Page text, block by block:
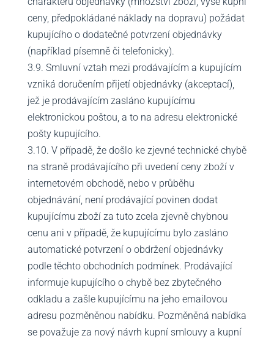
ceny, předpokládané náklady na dopravu) požádat
kupujícího o dodatečné potvrzení objednávky
(například písemně či telefonicky).
3.9. Smluvní vztah mezi prodávajícím a kupujícím
vzniká doručením přijetí objednávky (akceptací),
jež je prodávajícím zasláno kupujícímu
elektronickou poštou, a to na adresu elektronické
pošty kupujícího.
3.10. V případě, že došlo ke zjevné technické chybě
na straně prodávajícího při uvedení ceny zboží v
internetovém obchodě, nebo v průběhu
objednávání, není prodávající povinen dodat
kupujícímu zboží za tuto zcela zjevně chybnou
cenu ani v případě, že kupujícímu bylo zasláno
automatické potvrzení o obdržení objednávky
podle těchto obchodních podmínek. Prodávající
informuje kupujícího o chybě bez zbytečného
odkladu a zašle kupujícímu na jeho emailovou
adresu pozměněnou nabídku. Pozměněná nabídka
se považuje za nový návrh kupní smlouvy a kupní